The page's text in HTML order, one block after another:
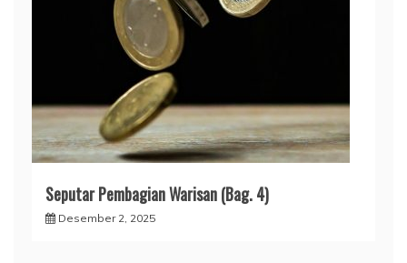
Seputar Pembagian Warisan (Bag. 4)
Desember 2, 2025